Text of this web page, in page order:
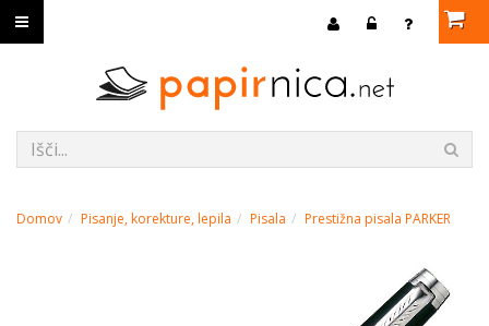
Domov Pisanje, korekture, lepila Pisala Prestižna pisala PARKER